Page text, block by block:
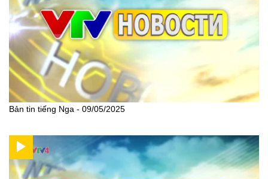
Bản tin tiếng Nga - 09/05/2025